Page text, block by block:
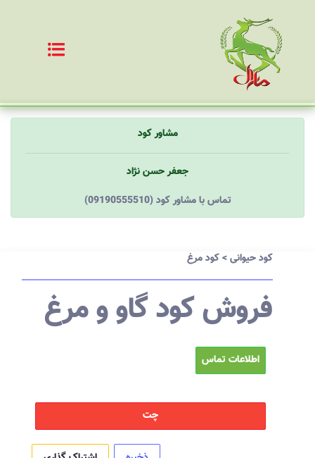
مشاور کود
جعفر حسن نژاد
(09190555510) تماس با مشاور کود
کود حیوانی>کود مرغ
فروش کود گاو و مرغ
اطلاعات تماس
چت